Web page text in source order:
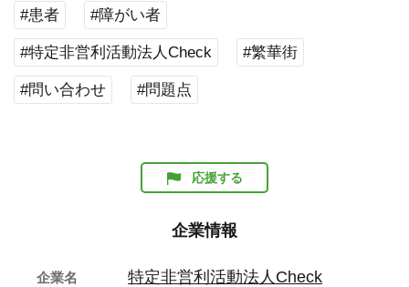
#患者 #障がい者
#特定非営利活動法人Check #繁華街
#問い合わせ #問題点
応援する
企業情報
企業名 特定非営利活動法人Check